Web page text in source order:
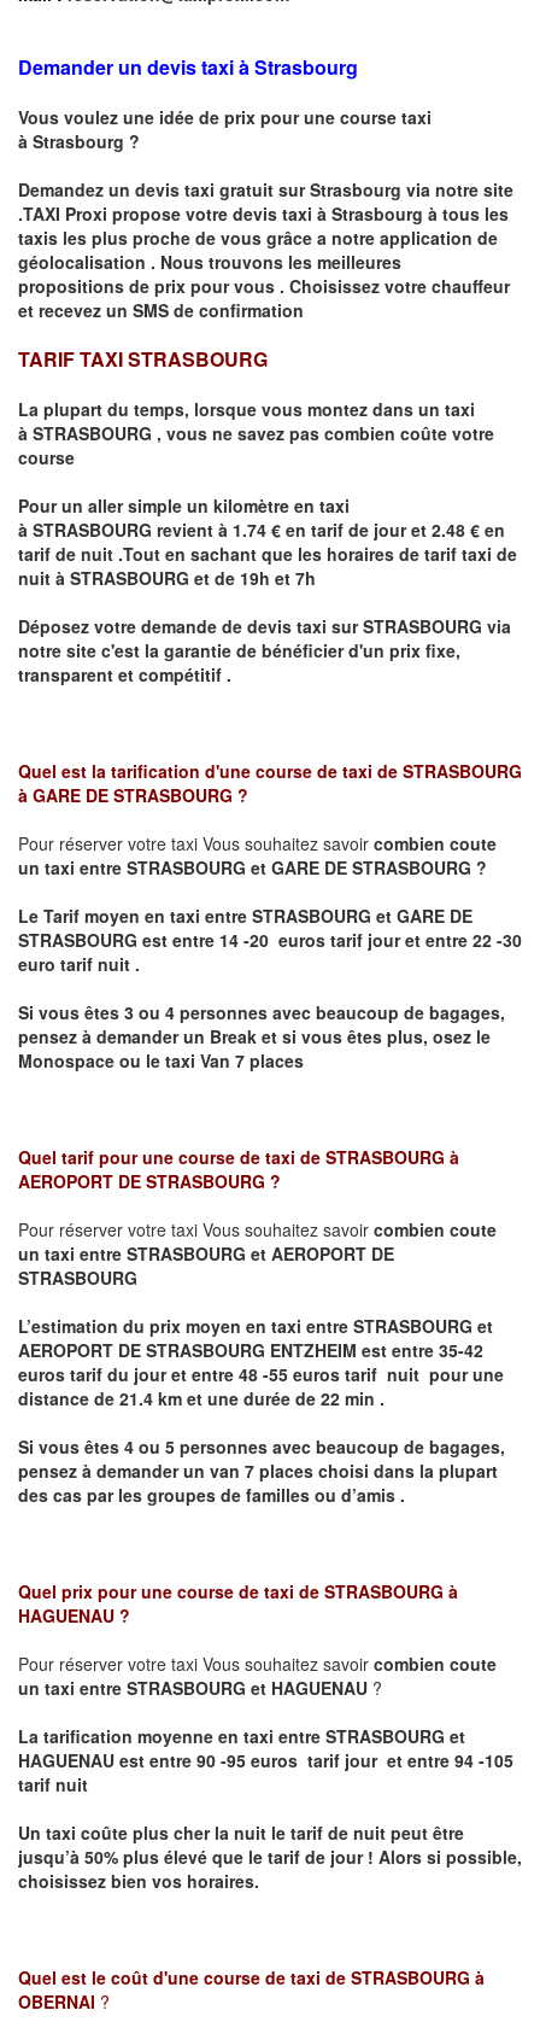
Demander un devis taxi à Strasbourg
Vous voulez une idée de prix pour une course taxi
à Strasbourg ?
Demandez un devis taxi gratuit surStrasbourg via notre site
.TAXI Proxi propose votre devis taxi à Strasbourg à tous les
taxis les plus proche de vous grâce a notre application de
géolocalisation . Nous trouvons les meilleures
propositions de prix pour vous . Choisissez votre chauffeur
et recevez un SMS de confirmation
TARIF TAXI STRASBOURG
La plupart du temps, lorsque vous montez dans un taxi
à STRASBOURG , vous ne savez pas combien coûte votre
course
Pour un aller simple un kilomètre en taxi
à STRASBOURG revient à 1.74 € en tarif de jour et 2.48 € en
tarif de nuit .Tout en sachant que les horaires de tarif taxi de
nuit à STRASBOURG et de 19h et 7h
Déposez votre demande de devis taxi surSTRASBOURG via
notre site c'est la garantie de bénéficier d'un prix fixe,
transparent et compétitif .
Quel est la tarification d'une course de taxi de STRASBOURG
à GARE DE STRASBOURG ?
Pour réserver votre taxi Vous souhaitez savoir combien coute
un taxi entre STRASBOURG et GARE DE STRASBOURG ?
Le Tarif moyen en taxi entre STRASBOURG et GARE DE
STRASBOURG est entre 14 -20 euros tarif jour et entre 22 -30
euro tarif nuit .
Si vous êtes 3 ou 4 personnes avec beaucoup de bagages,
pensez à demander un Break et si vous êtes plus, osez le
Monospace ou le taxi Van 7 places
Quel tarif pour une course de taxi de STRASBOURG à
AEROPORT DE STRASBOURG ?
Pour réserver votre taxi Vous souhaitez savoir combien coute
un taxi entre STRASBOURG et AEROPORT DE
STRASBOURG
L’estimation du prix moyen en taxi entre STRASBOURG et
AEROPORT DE STRASBOURG ENTZHEIM est entre 35-42
euros tarif du jour et entre 48 -55 euros tarif nuit pour une
distance de 21.4 km et une durée de 22 min .
Si vous êtes 4 ou 5 personnes avec beaucoup de bagages,
pensez à demander un van 7 places choisi dans la plupart
des cas par les groupes de familles ou d’amis .
Quel prix pour une course de taxi de STRASBOURG à
HAGUENAU ?
Pour réserver votre taxi Vous souhaitez savoir combien coute
un taxi entre STRASBOURG et HAGUENAU ?
La tarification moyenne en taxi entre STRASBOURG et
HAGUENAU est entre 90 -95 euros tarif jour et entre 94 -105
tarif nuit
Un taxi coûte plus cher la nuit le tarif de nuit peut être
jusqu’à 50% plus élevé que le tarif de jour ! Alors si possible,
choisissez bien vos horaires.
Quel est le coût d'une course de taxi de STRASBOURG à
OBERNAI ?